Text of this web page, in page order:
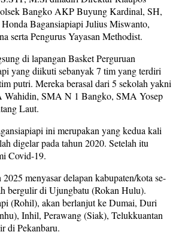
Bangko AKP Buyung Kardinal, SH,
Bagansiapiapi Julius Miswanto,
serta Pengurus Yayasan Methodist.
di lapangan Basket Perguruan
yang diikuti sebanyak 7 tim yang terdiri
putri. Mereka berasal dari 5 sekolah yakni
SMA N 1 Bangko, SMA Yosep
Laut.
ini merupakan yang kedua kali
digelar pada tahun 2020. Setelah itu
Covid-19.
menyasar delapan kabupaten/kota se-
bergulir di Ujungbatu (Rokan Hulu).
(Rohil), akan berlanjut ke Dumai, Duri
Inhil, Perawang (Siak), Telukkuantan
di Pekanbaru.